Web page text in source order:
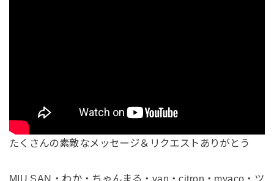
たくさんの素敵なメッセージ＆リクエストありがとう
MIU SAN・わか・ちゃんまる・yan・citron・myaco・ツ